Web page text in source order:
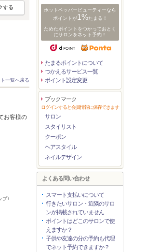
する
一覧へ戻る
お客様の
プ♪
ホットペッパービューティーなら
ポイントが1%たまる！
ためたポイントをつかっておとく
にサロンをネット予約！
たまるポイントについて
つかえるサービス一覧
ポイント設定変更
ブックマーク
ログインすると会員情報に保存できます
サロン
スタイリスト
クーポン
ヘアスタイル
ネイルデザイン
よくある問い合わせ
スマート支払いについて
行きたいサロン・近隣のサロ
ンが掲載されていません
ポイントはどこのサロンで使
えますか？
子供や友達の分の予約も代理
でネット予約できますか？